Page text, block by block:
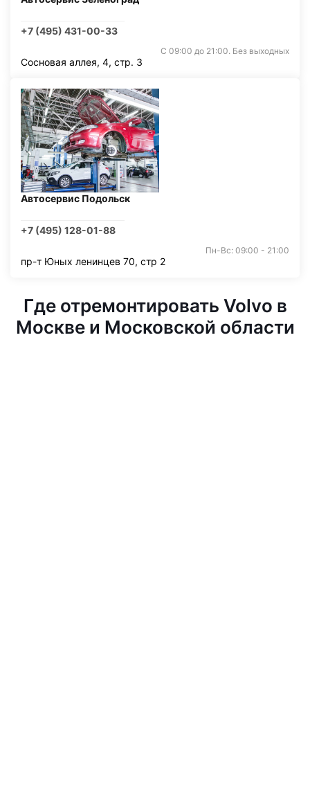
+7 (495) 431-00-33
С 09:00 до 21:00. Без выходных
Сосновая аллея, 4, стр. 3
Автосервис Подольск
+7 (495) 128-01-88
Пн-Вс: 09:00 - 21:00
пр-т Юных ленинцев 70, стр 2
Где отремонтировать Volvo в
Москве и Московской области